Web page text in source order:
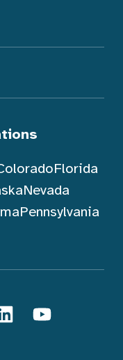
Florida
Nevada
Pennsylvania
YouTube